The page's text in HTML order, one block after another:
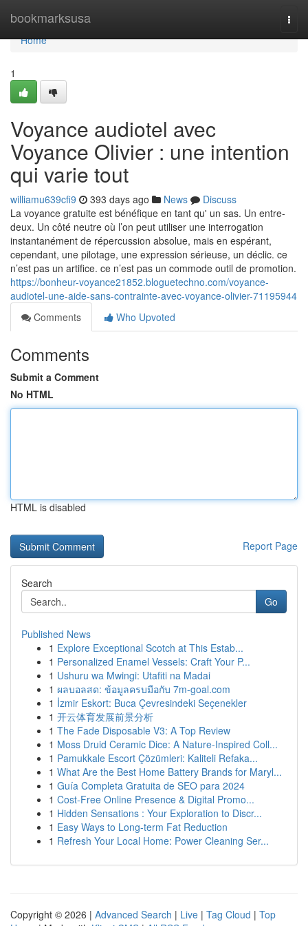
bookmarksusa
Home
Home
1
Voyance audiotel avec
Voyance Olivier : une intention
qui varie tout
williamu639cfi9 393 days ago News
Discuss
La voyance gratuite est bénéfique en tant qu' un sas. Un entre-
deux. Un côté neutre où l’on peut utiliser une interrogation
instantanément de répercussion absolue, mais en espérant,
cependant, une pilotage, une expression sérieuse, un déclic. ce
n’est pas un artifice. ce n’est pas un commode outil de promotion.
https://bonheur-voyance21852.bloguetechno.com/voyance-
audiotel-une-aide-sans-contrainte-avec-voyance-olivier-71195944
Comments
Who Upvoted
Comments
Submit a Comment
No HTML
HTML is disabled
Report Page
Search
Go
Published News
1 Explore Exceptional Scotch at This Estab...
1 Personalized Enamel Vessels: Craft Your P...
1 Ushuru wa Mwingi: Utafiti na Madai
1 ผลบอลสด: ข้อมูลครบมือกับ 7m-goal.com
1 İzmir Eskort: Buca Çevresindeki Seçenekler
1 开云体育发展前景分析
1 The Fade Disposable V3: A Top Review
1 Moss Druid Ceramic Dice: A Nature-Inspired Coll...
1 Pamukkale Escort Çözümleri: Kaliteli Refaka...
1 What Are the Best Home Battery Brands for Maryl...
1 Guía Completa Gratuita de SEO para 2024
1 Cost-Free Online Presence & Digital Promo...
1 Hidden Sensations : Your Exploration to Discr...
1 Easy Ways to Long-term Fat Reduction
1 Refresh Your Local Home: Power Cleaning Ser...
Copyright © 2026 | Advanced Search | Live | Tag Cloud | Top